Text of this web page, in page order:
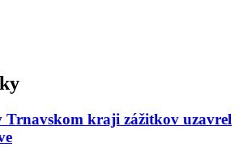
Trnavskom kraji zážitkov uzavrel